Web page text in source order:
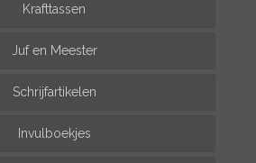
Krafttassen
Juf en Meester
Schrijfartikelen
Invulboekjes